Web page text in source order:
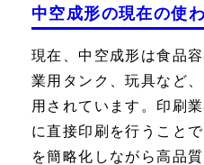
中空成形の現在の使
現在、中空成形は食品
業用タンク、玩具など
用されています。印刷
に直接印刷を行うこと
を簡略化しながら高品